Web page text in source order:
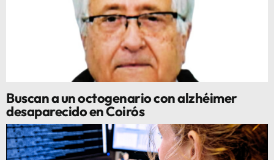
Buscan a un octogenario con alzhéimer
desaparecido en Coirós